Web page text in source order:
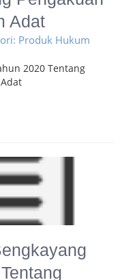
Adat
Produk Hukum
2020 Tentang